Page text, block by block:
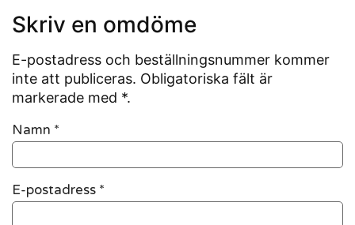
Skriv en omdöme
E-postadress och beställningsnummer kommer
inte att publiceras. Obligatoriska fält är
markerade med *.
Namn *
E-postadress *